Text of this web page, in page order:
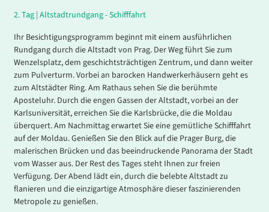
2.Tag | Altstadtrundgang - Schifffahrt
Ihr Besichtigungsprogramm beginnt mit einem ausführlichen
Rundgang durch die Altstadt von Prag. Der Weg führt Sie zum
Wenzelsplatz, dem geschichtsträchtigen Zentrum, und dann weiter
zum Pulverturm. Vorbei an barocken Handwerkerhäusern geht es
zum Altstädter Ring. Am Rathaus sehen Sie die berühmte
Aposteluhr. Durch die engen Gassen der Altstadt, vorbei an der
Karlsuniversität, erreichen Sie die Karlsbrücke, die die Moldau
überquert. Am Nachmittag erwartet Sie eine gemütliche Schifffahrt
auf der Moldau. Genießen Sie den Blick auf die Prager Burg, die
malerischen Brücken und das beeindruckende Panorama der Stadt
vom Wasser aus. Der Rest des Tages steht Ihnen zur freien
Verfügung. Der Abend lädt ein, durch die belebte Altstadt zu
flanieren und die einzigartige Atmosphäre dieser faszinierenden
Metropole zu genießen.